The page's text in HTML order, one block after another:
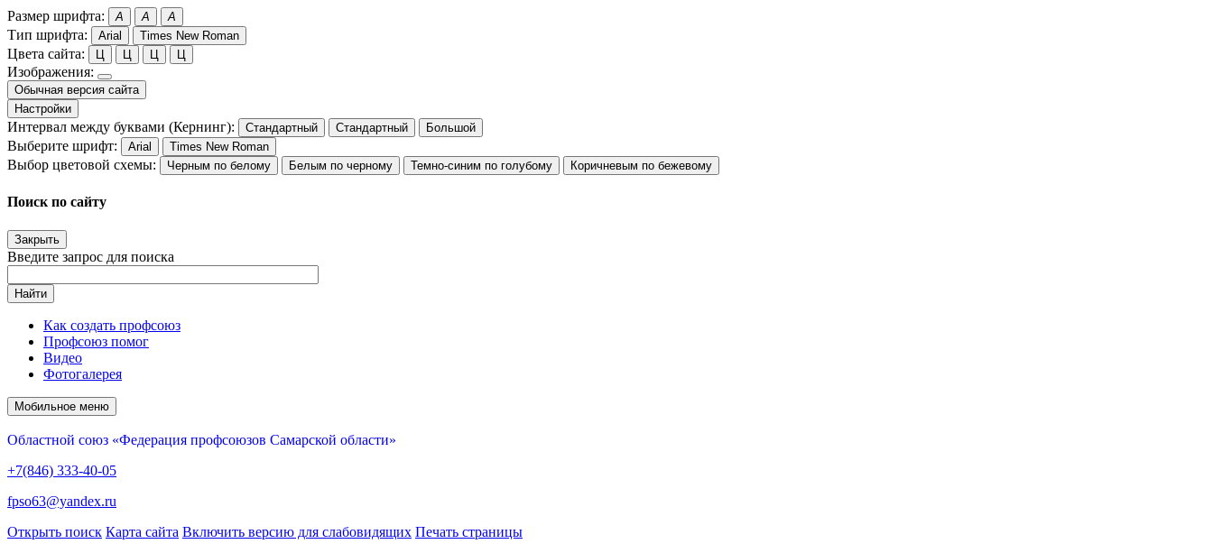
Размер шрифта: A A A
Тип шрифта: Arial Times New Roman
Цвета сайта: Ц Ц Ц Ц
Изображения:
Обычная версия сайта
Настройки
Интервал между буквами (Кернинг): Стандартный Стандартный Большой
Выберите шрифт: Arial Times New Roman
Выбор цветовой схемы: Черным по белому Белым по черному Темно-синим по голубому Коричневым по бежевому
Поиск по сайту
Закрыть
Введите запрос для поиска
Найти
Как создать профсоюз
Профсоюз помог
Видео
Фотогалерея
Мобильное меню
Областной союз «Федерация профсоюзов Самарской области»
+7(846) 333-40-05
fpso63@yandex.ru
Открыть поиск Карта сайта Включить версию для слабовидящих Печать страницы